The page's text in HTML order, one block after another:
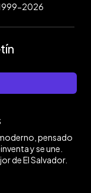
2026
pensado
y se une.
de El Salvador.